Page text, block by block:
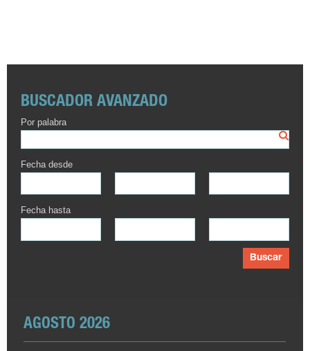
BUSCADOR AVANZADO
Por palabra
Fecha desde
Fecha hasta
Buscar
AGOSTO 2026